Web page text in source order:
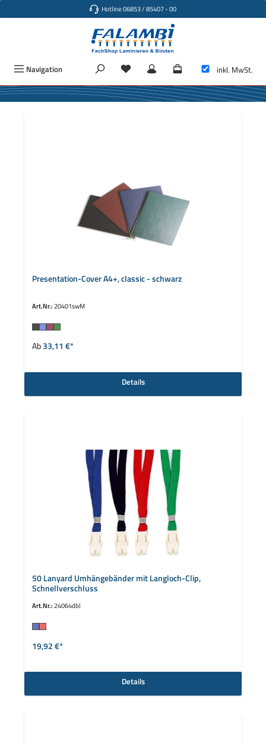
Hotline 06853 / 85407 - 00
Navigation inkl. MwSt.
Presentation-Cover A4+, classic - schwarz
Art.Nr.:20401swM
Farbeauswählen
Ab33,11 €*
Details
50 Lanyard Umhängebänder mit Langloch-Clip,
Schnellverschluss
Art.Nr.:24064dbl
Farbe
19,92 €*
Details